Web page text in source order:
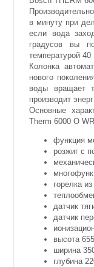
в минуту при
если вода
градусов вы
температурой 40
Колонка
нового
воды вращает
производит
Основные
Therm 6000 О
функция
розжиг с
горелка
датчик
датчик
высота
ширина
глубина